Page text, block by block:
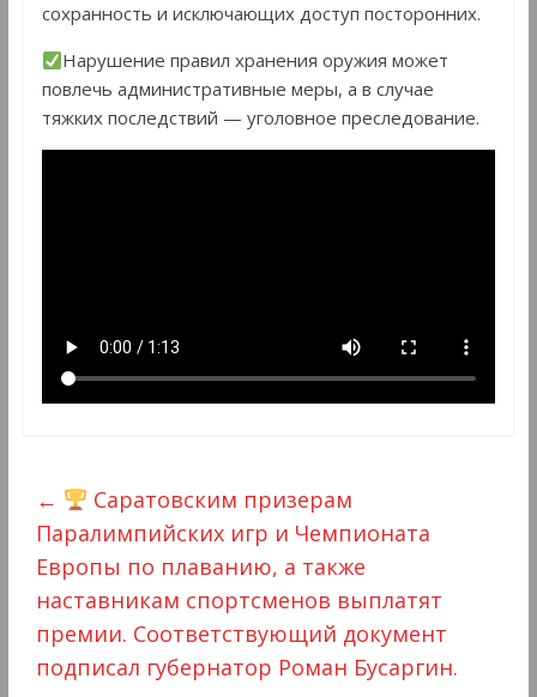
сохранность и исключающих доступ посторонних.
Нарушение правил хранения оружия может
повлечь административные меры, а в случае
тяжких последствий — уголовное преследование.
←
Саратовским призерам
Паралимпийских игр и Чемпионата
Европы по плаванию, а также
наставникам спортсменов выплатят
премии. Соответствующий документ
подписал губернатор Роман Бусаргин.